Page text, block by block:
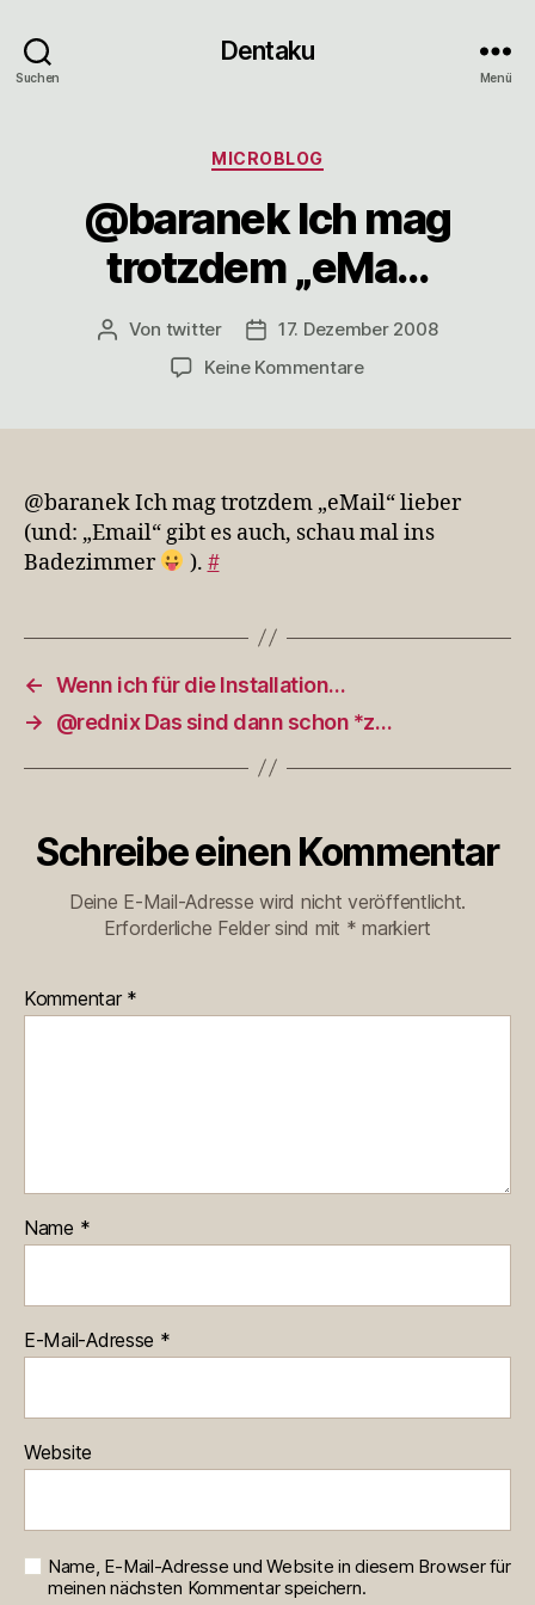
Suchen
Dentaku
Menü
Kategorien
MICROBLOG
@baranek Ich mag
trotzdem „eMa…
Beitragsautor
Von twitter Veröffentlichungsdatum
17. Dezember 2008
Keine Kommentarezu
„eMa…
@baranek Ich mag trotzdem „eMail“ lieber
(und: „Email“ gibt es auch, schau mal ins
Badezimmer
). #
← Wenn ich für die Installation…
→
@rednix Das sind dann schon *z…
Schreibe einen Kommentar
Deine E-Mail-Adresse wird nicht veröffentlicht.
Erforderliche Felder sind mit * markiert
Kommentar *
Name *
E-Mail-Adresse *
Website
Name, E-Mail-Adresse und Website in diesem Browser für
meinen nächsten Kommentar speichern.